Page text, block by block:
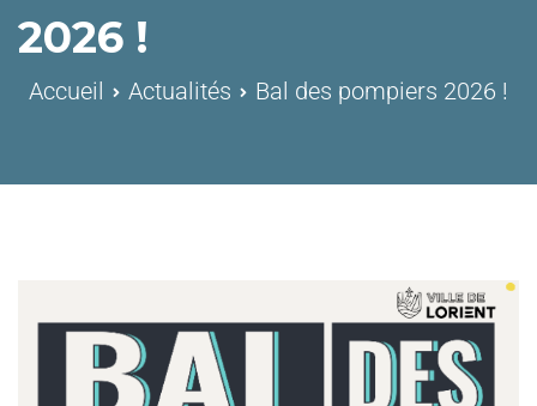
2026 !
Accueil Actualités Bal des pompiers 2026 !